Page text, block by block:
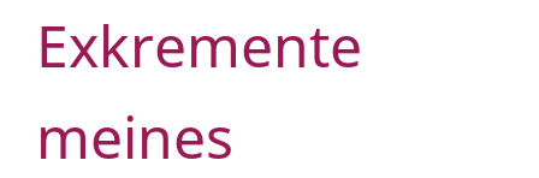
Exkremente
meines